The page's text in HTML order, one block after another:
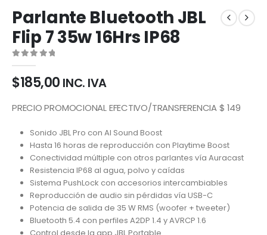
Parlante Bluetooth JBL
Flip 7 35w 16Hrs IP68
0out of 5
$185,00 INC. IVA
PRECIO PROMOCIONAL EFECTIVO/TRANSFERENCIA $ 149
Sonido JBL Pro con AI Sound Boost
Hasta 16 horas de reproducción con Playtime Boost
Conectividad múltiple con otros parlantes vía Auracast
Resistencia IP68 al agua, polvo y caídas
Sistema PushLock con accesorios intercambiables
Reproducción de audio sin pérdidas vía USB-C
Potencia de salida de 35 W RMS (woofer + tweeter)
Bluetooth 5.4 con perfiles A2DP 1.4 y AVRCP 1.6